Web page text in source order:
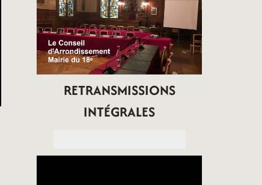
RETRANSMISSIONS
INTÉGRALES